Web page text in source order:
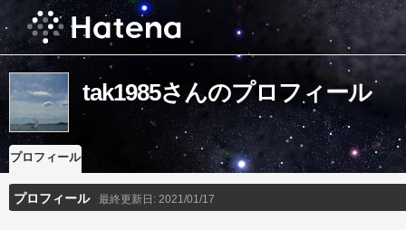
tak1985さんのプロフィール
プロフィール
プロフィール 最終更新日: 2021/01/17